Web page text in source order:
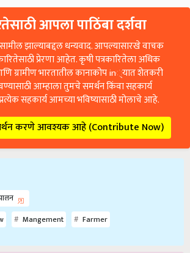
आपला पाठिंबा दर्शवा
झाल्याबद्दल धन्यवाद. आपल्यासारखे वाचक
प्रेरणा आहेत. कृषी पत्रकारितेला अधिक
ग्रामीण भारतातील कानाकोप in्यात शेतकरी
आम्हाला तुमचे समर्थन किंवा सहकार्य
सहकार्य आमच्या भविष्यासाठी मोलाचे आहे.
करणे आवश्यक आहे (Contribute Now)
Mangement Farmer